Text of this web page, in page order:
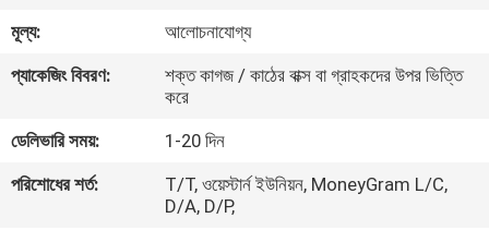
মান
নিয়ন্ত্রণ
যোগাযোগ
করুন
মূল্য:
আলোচনাযোগ্য
প্যাকেজিং বিবরণ:
শক্ত কাগজ / কাঠের বাক্স বা গ্রাহকদের উপর ভিত্তি
করে
ডেলিভারি সময়:
1-20 দিন
পরিশোধের শর্ত:
T/T, ওয়েস্টার্ন ইউনিয়ন, MoneyGram L/C,
D/A, D/P,